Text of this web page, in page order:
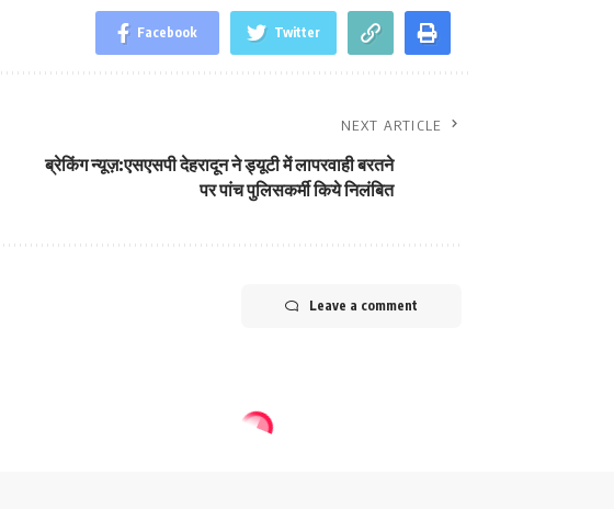
Facebook Twitter
NEXT ARTICLE
ब्रेकिंग न्यूज़:एसएसपी देहरादून ने ड्यूटी में लापरवाही बरतने
पर पांच पुलिसकर्मी किये निलंबित
Leave a comment